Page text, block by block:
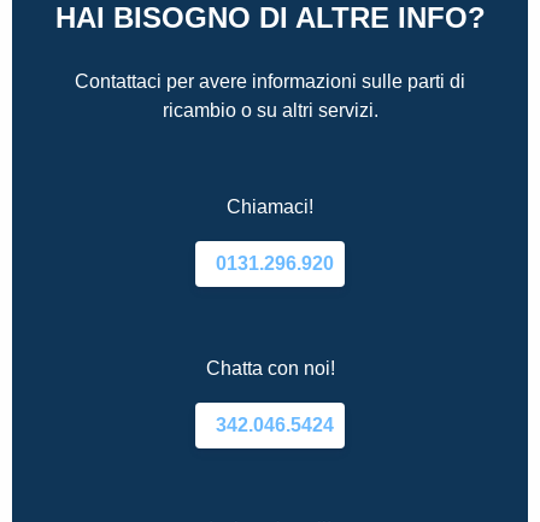
HAI BISOGNO DI ALTRE INFO?
Contattaci per avere informazioni sulle parti di
ricambio o su altri servizi.
Chiamaci!
0131.296.920
Chatta con noi!
342.046.5424